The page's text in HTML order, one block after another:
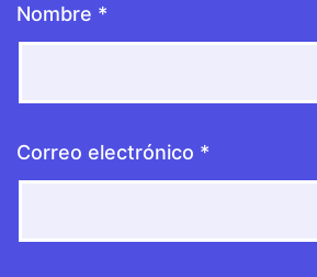
Nombre *
Correo electrónico *